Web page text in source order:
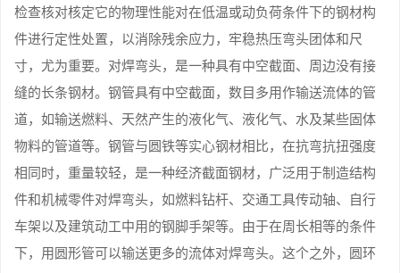
检查核对核定它的物理性能对在低温或动负荷条件下的钢材构
件进行定性处置，以消除残余应力，牢稳热压弯头团体和尺
寸，尤为重要。对焊弯头，是一种具有中空截面、周边没有接
缝的长条钢材。钢管具有中空截面，数目多用作输送流体的管
道，如输送燃料、天然产生的液化气、液化气、水及某些固体
物料的管道等。钢管与圆铁等实心钢材相比，在抗弯抗扭强度
相同时，重量较轻，是一种经济截面钢材，广泛用于制造结构
件和机械零件对焊弯头，如燃料钻杆、交通工具传动轴、自行
车架以及建筑动工中用的钢脚手架等。由于在周长相等的条件
下，用圆形管可以输送更多的流体对焊弯头。这个之外，圆环